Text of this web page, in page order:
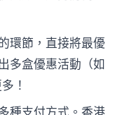
環節，直接將最優
多盒優惠活動（如
！
種支付方式。香港